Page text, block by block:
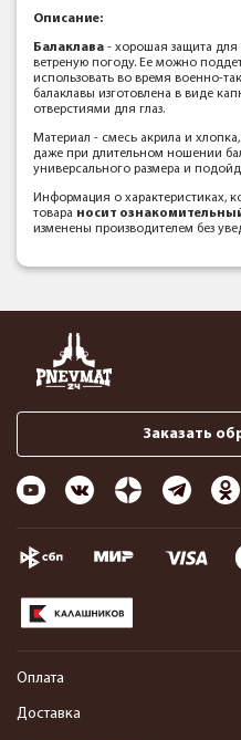
Описание:
Балаклава - хорошая защита
ветреную погоду. Ее можно
использовать во время военно-
балаклавы изготовлена в виде
отверстиями для глаз.
Материал - смесь акрила и
даже при длительном ношении
универсального размера и
Информация о характеристиках,
товара носит
изменены производителем без
Заказать
Оплата
Доставка